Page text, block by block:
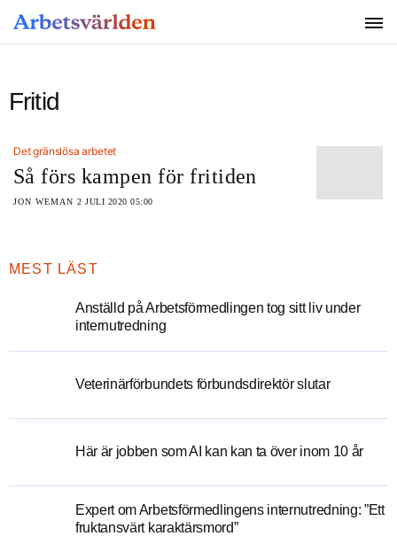
Fritid
Det gränslösa arbetet
Så förs kampen för fritiden
JON WEMAN 2 JULI 2020 05:00
MEST LÄST
Anställd på Arbetsförmedlingen tog sitt liv under
internutredning
Veterinärförbundets förbundsdirektör slutar
Här är jobben som AI kan kan ta över inom 10 år
Expert om Arbetsförmedlingens internutredning: ”Ett
fruktansvärt karaktärsmord”